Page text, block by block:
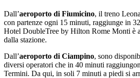
Dall’aeroporto di Fiumicino, il treno
con partenze ogni 15 minuti, raggiunge in
Hotel DoubleTree by Hilton Rome Monti è
dalla stazione.
Dall’aeroporto di Ciampino, sono
diversi operatori che in 40 minuti
Termini. Da qui, in soli 7 minuti a piedi si